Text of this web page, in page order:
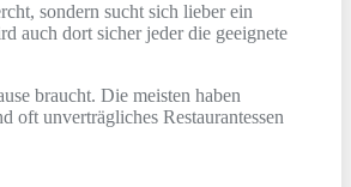
sondern sucht sich lieber ein
auch dort sicher jeder die geeignete
braucht. Die meisten haben
oft unverträgliches Restaurantessen